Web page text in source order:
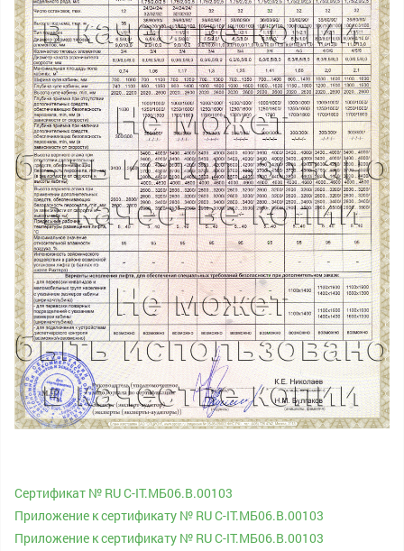
Cертификат № RU С-IT.МБ06.В.00103
Приложение к сертификату № RU С-IT.МБ06.В.00103
Приложение к сертификату № RU С-IT.МБ06.В.00103